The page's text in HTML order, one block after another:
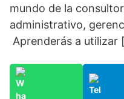
mundo de la
administrativo,
Aprenderás a utilizar